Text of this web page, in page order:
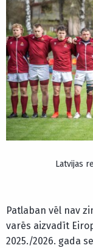
Latvijas
Patlaban vēl nav
varēs aizvadīt
2025./2026. gada